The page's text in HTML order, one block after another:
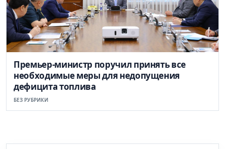
Премьер-министр поручил принять все
необходимые меры для недопущения
дефицита топлива
БЕЗ РУБРИКИ